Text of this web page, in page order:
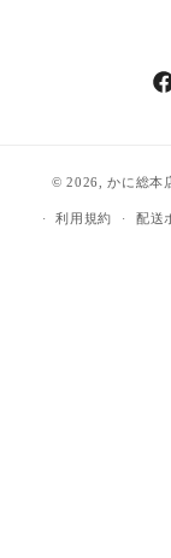
© 2026,かに総本
利用規約 配送